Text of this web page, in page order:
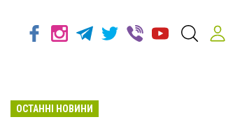
ОСТАННІ НОВИНИ